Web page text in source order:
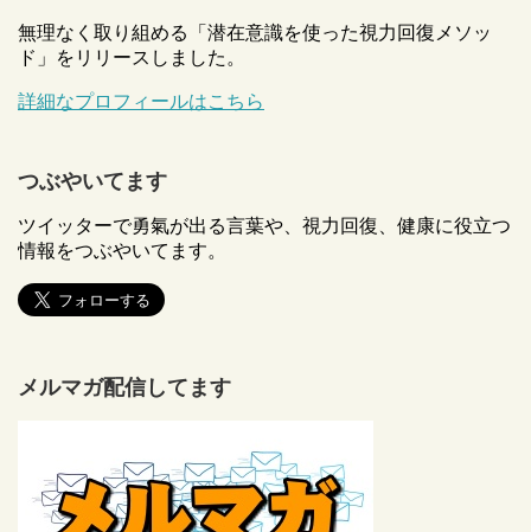
無理なく取り組める「潜在意識を使った視力回復メソッ
ド」をリリースしました。
詳細なプロフィールはこちら
つぶやいてます
ツイッターで勇氣が出る言葉や、視力回復、健康に役立つ
情報をつぶやいてます。
メルマガ配信してます